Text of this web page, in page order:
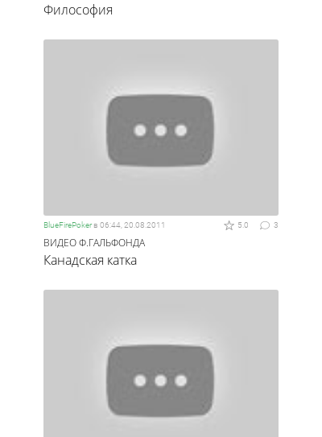
Философия
BlueFirePokerв 06:44, 20.08.2011 3
5.0
ВИДЕО Ф.ГАЛЬФОНДА
Канадская катка